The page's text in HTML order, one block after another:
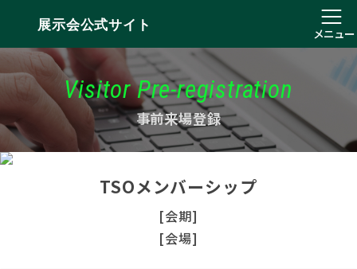
展示会公式サイト
メニュー
Visitor Pre-registration
事前来場登録
TSOメンバーシップ
[会期]
[会場]